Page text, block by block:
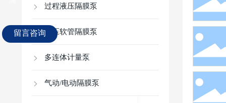
留言咨询
过程液压隔膜泵
液压软管隔膜泵
多连体计量泵
气动/电动隔膜泵